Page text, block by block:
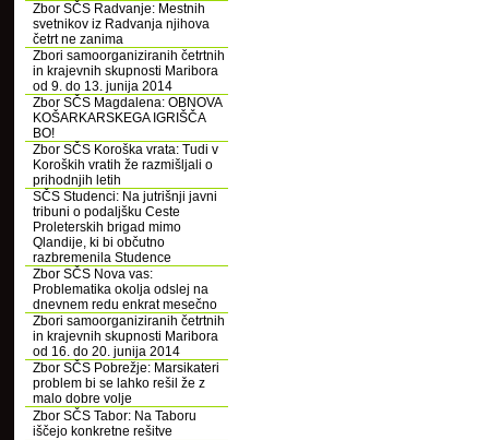
Zbor SČS Radvanje: Mestnih
svetnikov iz Radvanja njihova
četrt ne zanima
Zbori samoorganiziranih četrtnih
in krajevnih skupnosti Maribora
od 9. do 13. junija 2014
Zbor SČS Magdalena: OBNOVA
KOŠARKARSKEGA IGRIŠČA
BO!
Zbor SČS Koroška vrata: Tudi v
Koroških vratih že razmišljali o
prihodnjih letih
SČS Studenci: Na jutrišnji javni
tribuni o podaljšku Ceste
Proleterskih brigad mimo
Qlandije, ki bi občutno
razbremenila Studence
Zbor SČS Nova vas:
Problematika okolja odslej na
dnevnem redu enkrat mesečno
Zbori samoorganiziranih četrtnih
in krajevnih skupnosti Maribora
od 16. do 20. junija 2014
Zbor SČS Pobrežje: Marsikateri
problem bi se lahko rešil že z
malo dobre volje
Zbor SČS Tabor: Na Taboru
iščejo konkretne rešitve